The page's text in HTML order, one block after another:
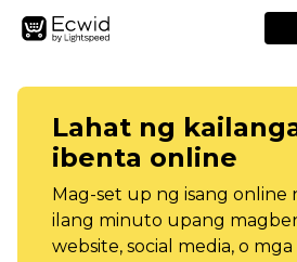
Lahat ng
ibenta online
Mag-set up ng isang online
ilang minuto upang
website, social media, o